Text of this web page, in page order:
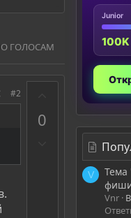
ГОЛОСАМ
#2
0
Junior
V
Тема
Vnr